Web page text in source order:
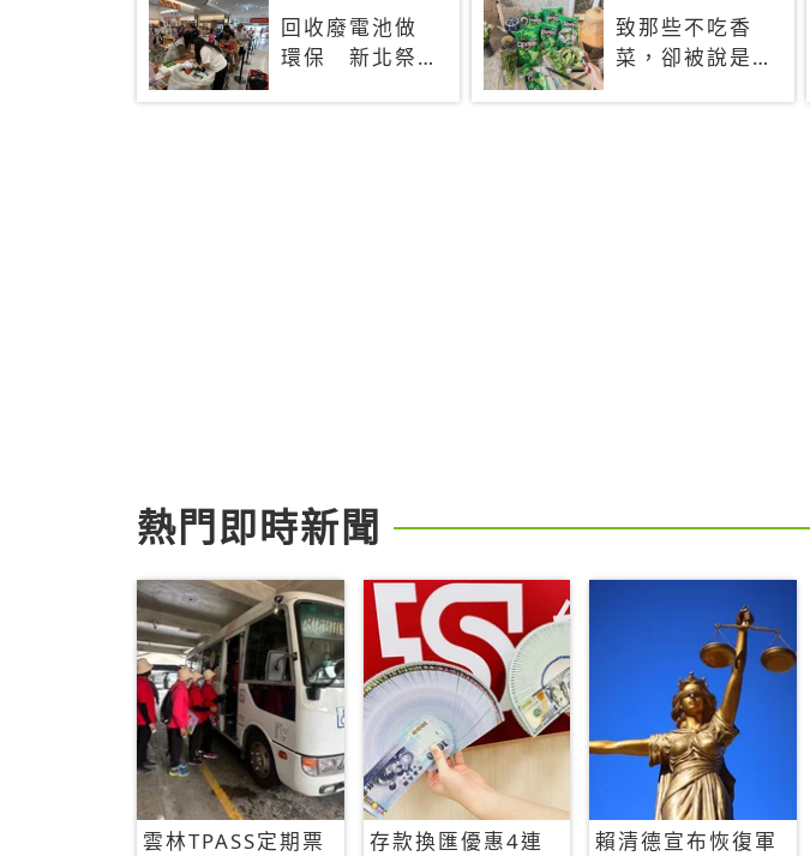
生 秒充、循
環萬次、壽命
長達30年
禮盒
回收廢電池做
環保 新北祭
致那些不吃香
菜，卻被說是
熱門即時新聞
雲林TPASS定期票
存款換匯優惠4連
賴清德宣布恢復軍